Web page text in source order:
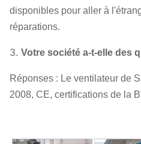
disponibles pour aller à
réparations.
3. Votre société a-t-elle des
Réponses : Le ventilateur de
2008, CE, certifications de la